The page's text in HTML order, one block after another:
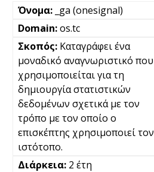
_ga (onesignal)
os.tc
Καταγράφει ένα
μοναδικό αναγνωριστικό που
χρησιμοποιείται για τη
δημιουργία στατιστικών
δεδομένων σχετικά με τον
τρόπο με τον οποίο ο
επισκέπτης χρησιμοποιεί τον
ιστότοπο.
2 έτη